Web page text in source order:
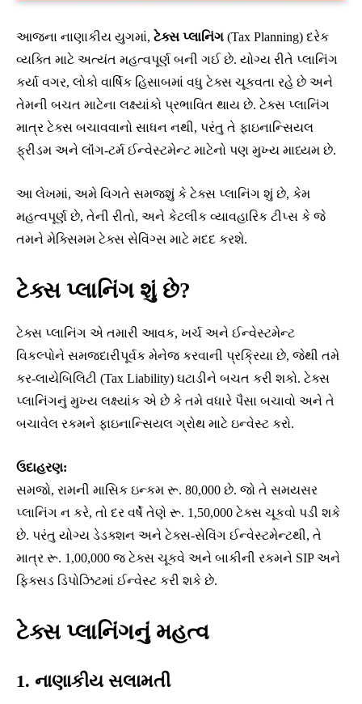
આજના નાણાકીય યુગમાં, ટેક્સ પ્લાનિંગ (Tax Planning) દરેક
વ્યક્તિ માટે અત્યંત મહત્વપૂર્ણ બની ગઈ છે. યોગ્ય રીતે પ્લાનિંગ
કર્યા વગર, લોકો વાર્ષિક હિસાબમાં વધુ ટેક્સ ચૂકવતા રહે છે અને
તેમની બચત માટેના લક્ષ્યાંકો પ્રભાવિત થાય છે. ટેક્સ પ્લાનિંગ
માત્ર ટેક્સ બચાવવાનો સાધન નથી, પરંતુ તે ફાઇનાન્સિયલ
ફ્રીડમ અને લૉંગ-ટર્મ ઈન્વેસ્ટમેન્ટ માટેનો પણ મુખ્ય માધ્યમ છે.
આ લેખમાં, અમે વિગતે સમજશું કે ટેક્સ પ્લાનિંગ શું છે, કેમ
મહત્વપૂર્ણ છે, તેની રીતો, અને કેટલીક વ્યાવહારિક ટીપ્સ કે જે
તમને મેક્સિમમ ટેક્સ સેવિંગ્સ માટે મદદ કરશે.
ટેક્સ પ્લાનિંગ શું છે?
ટેક્સ પ્લાનિંગ એ તમારી આવક, ખર્ચ અને ઈન્વેસ્ટમેન્ટ
વિકલ્પોને સમજદારીપૂર્વક મેનેજ કરવાની પ્રક્રિયા છે, જેથી તમે
કર-લાયેબિલિટી (Tax Liability) ઘટાડીને બચત કરી શકો. ટેક્સ
પ્લાનિંગનું મુખ્ય લક્ષ્યાંક એ છે કે તમે વધારે પૈસા બચાવો અને તે
બચાવેલ રકમને ફાઇનાન્સિયલ ગ્રોથ માટે ઇન્વેસ્ટ કરો.
ઉદાહરણ:
સમજો, રામની માસિક ઇન્કમ રૂ. 80,000 છે. જો તે સમયસર
પ્લાનિંગ ન કરે, તો દર વર્ષે તેણે રૂ. 1,50,000 ટેક્સ ચૂકવો પડી શકે
છે. પરંતુ યોગ્ય ડેડક્શન અને ટેક્સ-સેવિંગ ઈન્વેસ્ટમેન્ટથી, તે
માત્ર રૂ. 1,00,000 જ ટેક્સ ચૂકવે અને બાકીની રકમને SIP અને
ફિક્સડ ડિપોઝિટમાં ઈન્વેસ્ટ કરી શકે છે.
ટેક્સ પ્લાનિંગનું મહત્વ
1. નાણાકીય સલામતી